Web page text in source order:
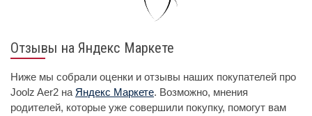
Отзывы на Яндекс Маркете
Ниже мы собрали оценки и отзывы наших покупателей про
Joolz Aer2 на Яндекс Маркете. Возможно, мнения
родителей, которые уже совершили покупку, помогут вам